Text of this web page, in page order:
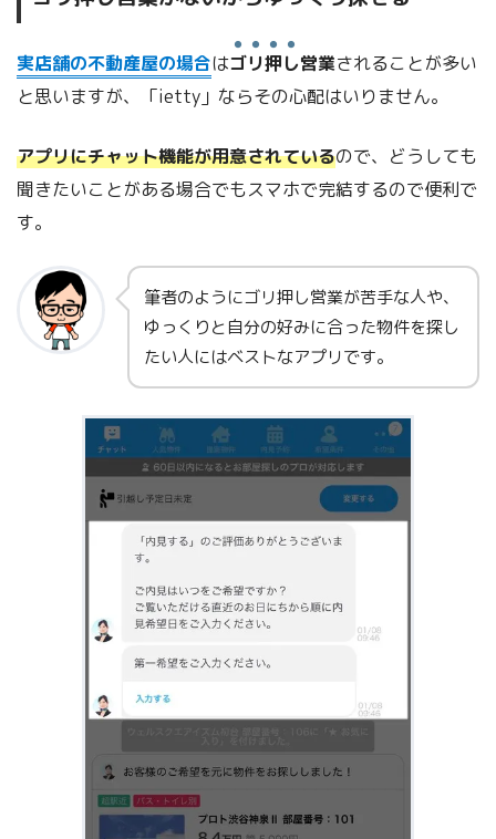
実店舗の不動産屋の場合はゴリ押し営業されることが多い
と思いますが、「ietty」ならその心配はいりません。
アプリにチャット機能が用意されているので、どうしても
聞きたいことがある場合でもスマホで完結するので便利で
す。
筆者のようにゴリ押し営業が苦手な人や、
ゆっくりと自分の好みに合った物件を探し
たい人にはベストなアプリです。